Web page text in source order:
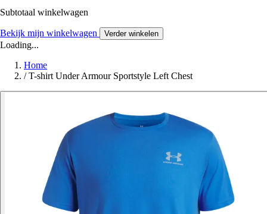
Subtotaal winkelwagen
Bekijk mijn winkelwagen Verder winkelen
Loading...
Home
/ T-shirt Under Armour Sportstyle Left Chest